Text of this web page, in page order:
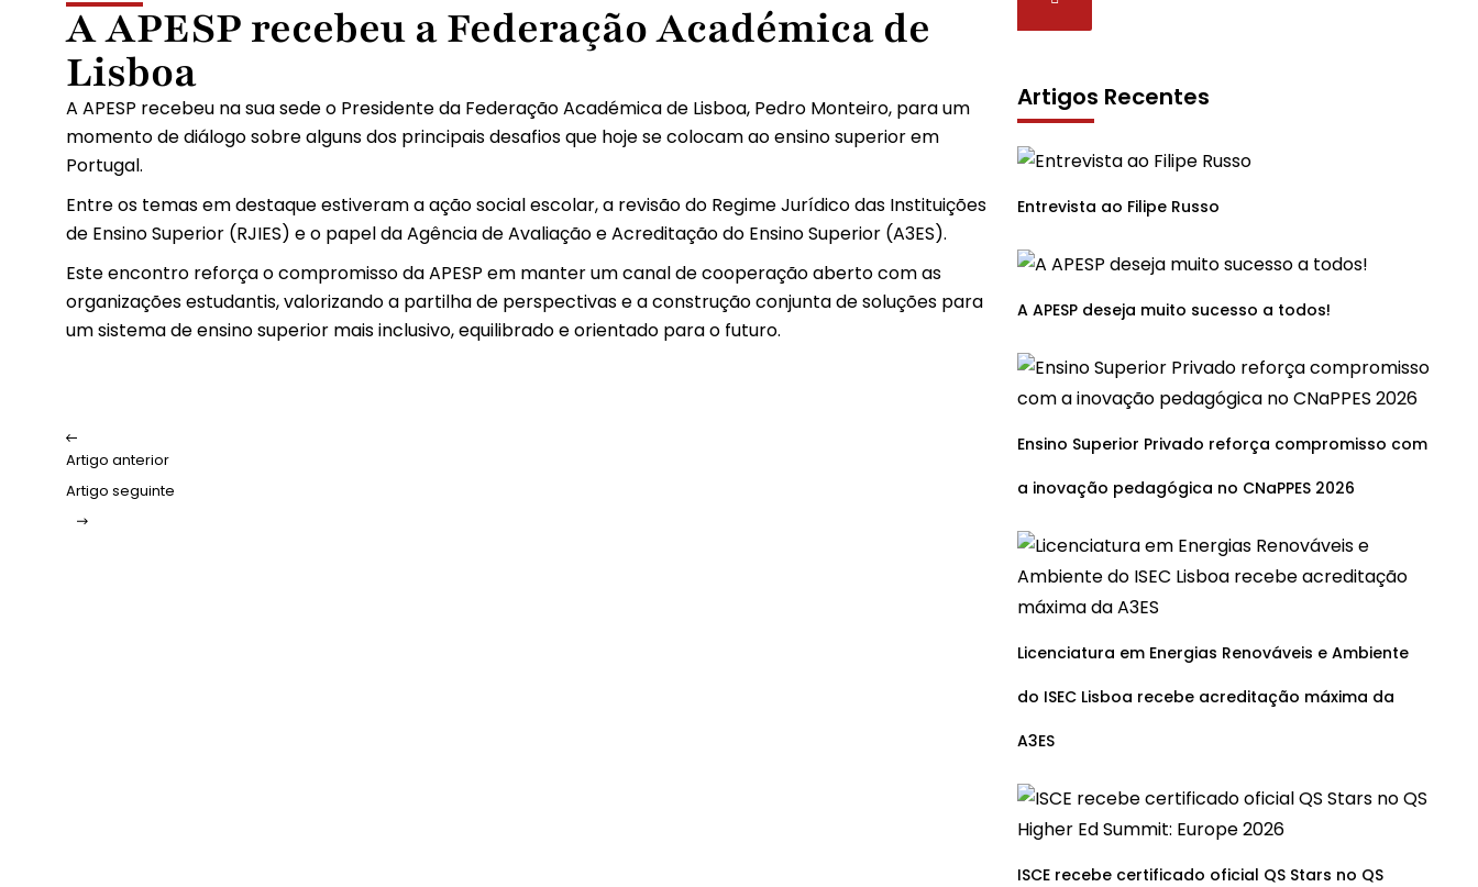
A APESP recebeu a Federação Académica de
Lisboa
A APESP recebeu na sua sede o Presidente da Federação Académica de Lisboa, Pedro Monteiro, para um
momento de diálogo sobre alguns dos principais desafios que hoje se colocam ao ensino superior em
Portugal.
Entre os temas em destaque estiveram a ação social escolar, a revisão do Regime Jurídico das Instituições
de Ensino Superior (RJIES) e o papel da Agência de Avaliação e Acreditação do Ensino Superior (A3ES).
Este encontro reforça o compromisso da APESP em manter um canal de cooperação aberto com as
organizações estudantis, valorizando a partilha de perspectivas e a construção conjunta de soluções para
um sistema de ensino superior mais inclusivo, equilibrado e orientado para o futuro.
Artigo anterior
Artigo seguinte
Artigos Recentes
Entrevista ao Filipe Russo
A APESP deseja muito sucesso a todos!
Ensino Superior Privado reforça compromisso com
a inovação pedagógica no CNaPPES 2026
Licenciatura em Energias Renováveis e Ambiente
do ISEC Lisboa recebe acreditação máxima da
A3ES
ISCE recebe certificado oficial QS Stars no QS